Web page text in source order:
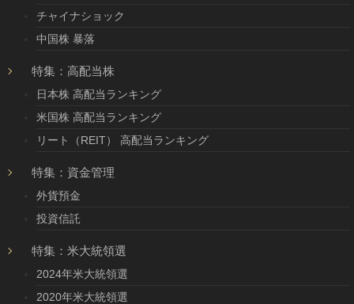
チャイナショック
中国株 暴落
特集：高配当株
日本株 高配当ランキング
米国株 高配当ランキング
リート（REIT） 高配当ランキング
特集：資金管理
外貨預金
投資信託
特集：米大統領選
2024年米大統領選
2020年米大統領選